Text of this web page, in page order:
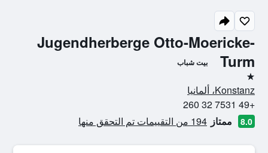
Jugendherberge Otto-Moericke-
Turm
بيت شباب
نجمة واحدة
Konstanz، ألمانيا
+49 7531 32 260
8.0 ممتاز 194 من التقييمات تم التحقق منها